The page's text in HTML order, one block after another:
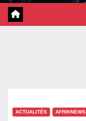
ACTUALITÉS AFRIKNEWS